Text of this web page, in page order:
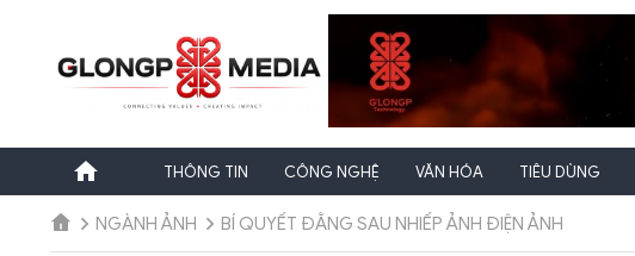
THÔNG TIN CÔNG NGHỆ VĂN HÓA TIÊU DÙNG
NGÀNH ẢNH BÍ QUYẾT ĐẰNG SAU NHIẾP ẢNH ĐIỆN ẢNH